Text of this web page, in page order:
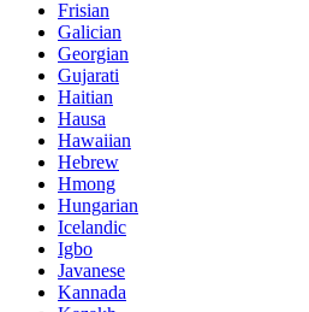
Frisian
Galician
Georgian
Gujarati
Haitian
Hausa
Hawaiian
Hebrew
Hmong
Hungarian
Icelandic
Igbo
Javanese
Kannada